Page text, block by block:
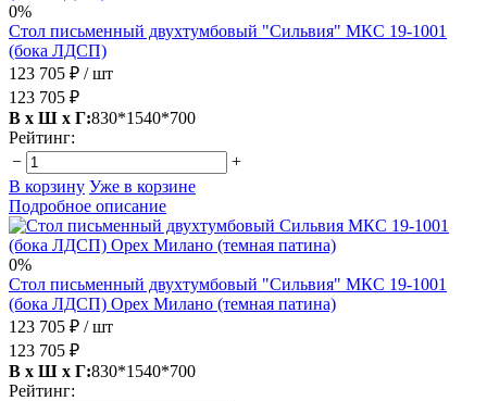
0%
Стол письменный двухтумбовый "Сильвия" МКС 19-1001
(бока ЛДСП)
123 705 ₽ / шт
123 705 ₽
В х Ш х Г:830*1540*700
Рейтинг:
−
+
В корзину Уже в корзине
Подробное описание
0%
Стол письменный двухтумбовый "Сильвия" МКС 19-1001
(бока ЛДСП) Орех Милано (темная патина)
123 705 ₽ / шт
123 705 ₽
В х Ш х Г:830*1540*700
Рейтинг: